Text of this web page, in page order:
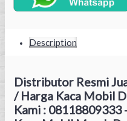
Description
Distributor Resmi
/ Harga Kaca Mobil
Kami : 08118809333